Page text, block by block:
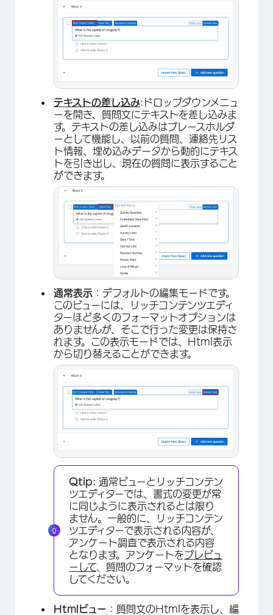
×
テキストの差し込み:ドロップダウンメニュ
ーを開き、質問文にテキストを差し込みま
す。テキストの差し込みはプレースホルダ
ーとして機能し、以前の質問、連絡先リス
ト情報、埋め込みデータから動的にテキス
トを引き出し、現在の質問に表示すること
ができます。
通常表示 ：デフォルトの編集モードです。
このビューには、リッチコンテンツエディ
ターほど多くのフォーマットオプションは
ありませんが、そこで行った変更は保持さ
れます。この表示モードでは、Html表示
から切り替えることができます。
Qtip: 通常ビューとリッチコンテン
ツエディターでは、書式の変更が常
に同じように表示されるとは限り
ません。一般的に、リッチコンテン
ツエディターで表示される内容が、
アンケート調査で表示される内容
となります。アンケートをプレビュ
ーして、質問のフォーマットを確認
してください。
Htmlビュー ：質問文のHtmlを表示し、編